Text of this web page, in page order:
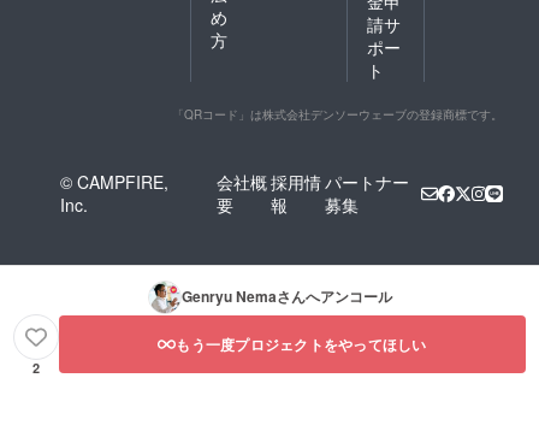
め
方
請サ
ポー
ト
「QRコード」は株式会社デンソーウェーブの登録商標です。
© CAMPFIRE,
Inc.
会社概
要
採用情
報
パートナー
募集
Genryu Nemaさんへアンコール
2
もう一度プロジェクトをやってほしい